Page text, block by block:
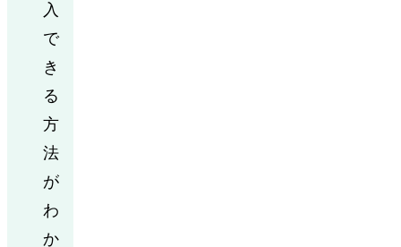
入
で
き
る
方
法
が
わ
か